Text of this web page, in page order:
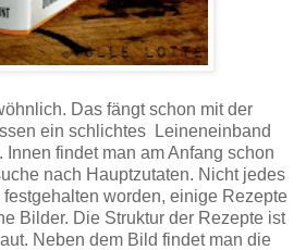
Das fängt schon mit der
ein schlichtes Leineneinband
findet man am Anfang schon
nach Hauptzutaten. Nicht jedes
worden, einige Rezepte
Bilder. Die Struktur der Rezepte ist
Neben dem Bild findet man die